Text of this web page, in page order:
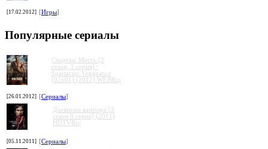
[17.02.2012] [Игры]
Популярные сериалы
Спартак: Месть [2
сезон, 1 серия] /
Spartacus: Vengeance
[02x01] (2012) WEBRip
[26.01.2012] [Сериалы]
Дневники вампира [3
сезон 8 серия] (2011)
HDTVRip
[05.11.2011] [Сериалы]